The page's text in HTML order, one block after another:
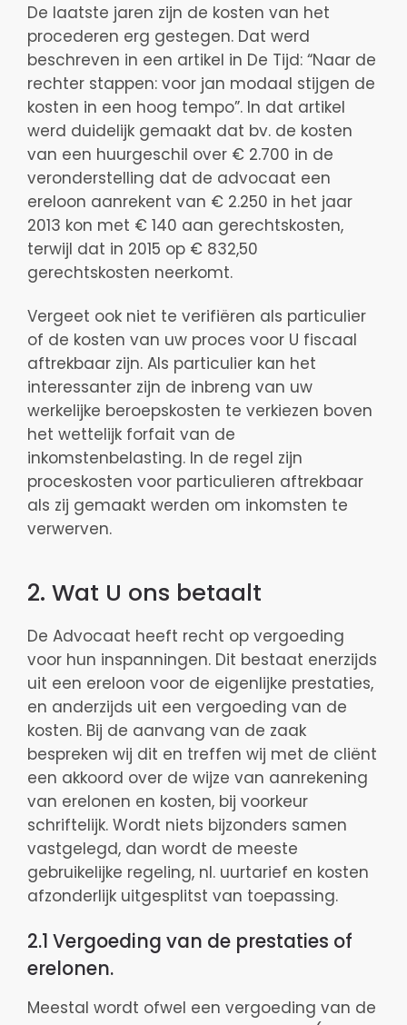
De laatste jaren zijn de kosten van het
procederen erg gestegen. Dat werd
beschreven in een artikel in De Tijd: “Naar de
rechter stappen: voor jan modaal stijgen de
kosten in een hoog tempo”. In dat artikel
werd duidelijk gemaakt dat bv. de kosten
van een huurgeschil over € 2.700 in de
veronderstelling dat de advocaat een
ereloon aanrekent van € 2.250 in het jaar
2013 kon met € 140 aan gerechtskosten,
terwijl dat in 2015 op € 832,50
gerechtskosten neerkomt.
Vergeet ook niet te verifiëren als particulier
of de kosten van uw proces voor U fiscaal
aftrekbaar zijn. Als particulier kan het
interessanter zijn de inbreng van uw
werkelijke beroepskosten te verkiezen boven
het wettelijk forfait van de
inkomstenbelasting. In de regel zijn
proceskosten voor particulieren aftrekbaar
als zij gemaakt werden om inkomsten te
verwerven.
2. Wat U ons betaalt
De Advocaat heeft recht op vergoeding
voor hun inspanningen. Dit bestaat enerzijds
uit een ereloon voor de eigenlijke prestaties,
en anderzijds uit een vergoeding van de
kosten. Bij de aanvang van de zaak
bespreken wij dit en treffen wij met de cliënt
een akkoord over de wijze van aanrekening
van erelonen en kosten, bij voorkeur
schriftelijk. Wordt niets bijzonders samen
vastgelegd, dan wordt de meeste
gebruikelijke regeling, nl. uurtarief en kosten
afzonderlijk uitgesplitst van toepassing.
2.1 Vergoeding van de prestaties of
erelonen.
Meestal wordt ofwel een vergoeding van de